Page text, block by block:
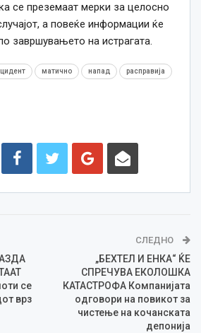
се преземаат мерки за целосно
а повеќе информации ќе
завршувањето на истрагата.
матично напад расправија
се
врз
СЛЕДНО
„БЕХТЕЛ И ЕНКА“ ЌЕ
СПРЕЧУВА ЕКОЛОШКА
КАТАСТРОФА Компанијата
одговори на повикот за
чистење на кочанската
депонија